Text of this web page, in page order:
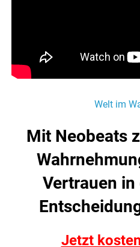
Welt im
Mit Neobeats
Vertrauen in
Jetzt